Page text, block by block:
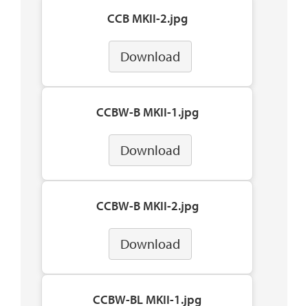
CCB MKII-2.jpg
Download
CCBW-B MKII-1.jpg
Download
CCBW-B MKII-2.jpg
Download
CCBW-BL MKII-1.jpg